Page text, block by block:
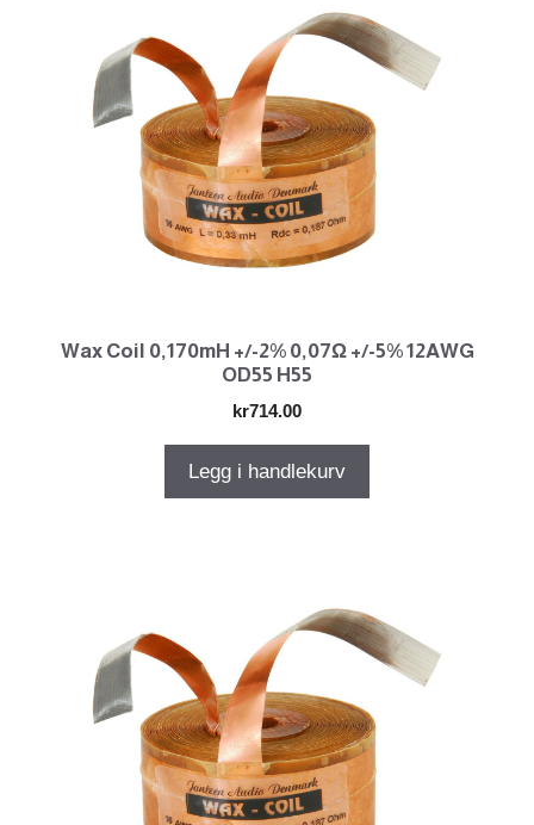
Wax Coil 0,170mH +/-2% 0,07Ω +/-5% 12AWG
OD55 H55
kr714.00
Legg i handlekurv